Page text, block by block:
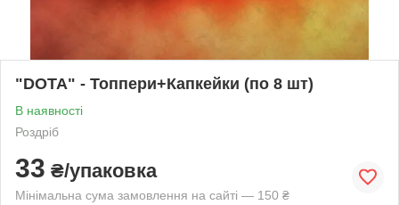
"DOTA" - Топпери+Капкейки (по 8 шт)
В наявності
Роздріб
33 ₴/упаковка
Мінімальна сума замовлення на сайті — 150 ₴